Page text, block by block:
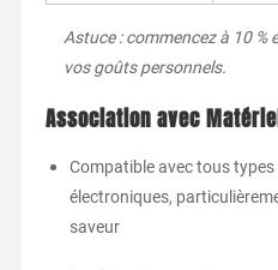
Astuce : commencez à 10 %
vos goûts personnels.
Association avec
Compatible avec tous
électroniques,
saveur